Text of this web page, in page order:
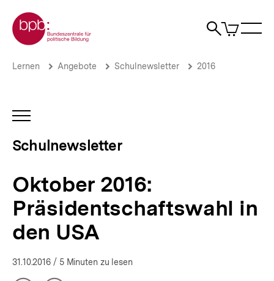
zum
Seiteninhalt
springen
Zur Startseite der bpb
Suche
Artikel
im
Oktober
den
USA
Schulnewsletter
Brotkrümelnavigation
Pfadnavigation
Lernen Angebote Schulnewsletter 2016
INHALTSNAVIGATION
Schulnewsletter
Oktober 2016:
Präsidentschaftswahl in
den USA
31.10.2016 / 5 Minuten zu lesen